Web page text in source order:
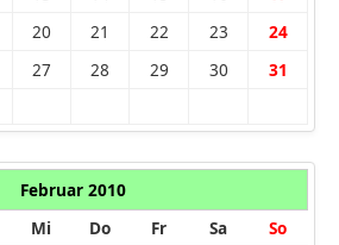
20 21 22 23 24
27 28 29 30 31
Februar 2010
Mi Do Fr Sa So